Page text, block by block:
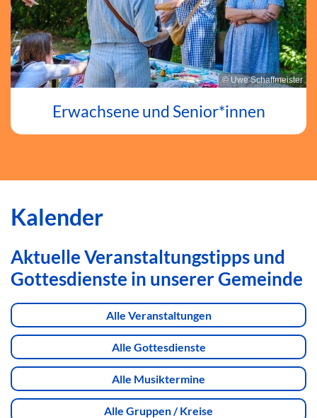
© Uwe Schaffmeister
Erwachsene und Senior*innen
Kalender
Aktuelle Veranstaltungstipps und
Gottesdienste in unserer Gemeinde
Alle Veranstaltungen
Alle Gottesdienste
Alle Musiktermine
Alle Gruppen / Kreise